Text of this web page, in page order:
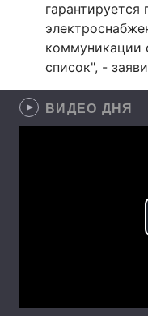
гарантируется
коммуникации
список", -
ВИДЕО ДНЯ